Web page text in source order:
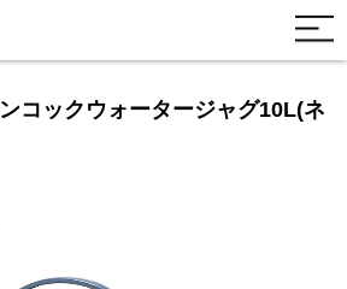
コックウォータージャグ10L(ネ